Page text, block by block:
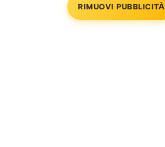
RIMUOVI PUBBLICITÀ